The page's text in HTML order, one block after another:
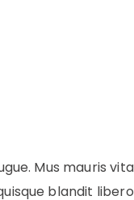
Mus mauris
blandit